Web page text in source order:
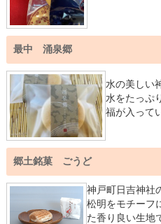
最中 涌泉郷
水の美しい
水をたっぷ
福が入って
郷土銘菓 ごうど
神戸町日吉神社
松明をモチーフ
た香り良い生地